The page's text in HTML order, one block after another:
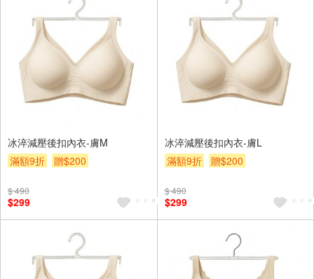
冰淬減壓後扣內衣-膚M
滿額9折
贈$200
$ 490
$299
冰淬減壓後扣內衣-膚L
滿額9折
贈$200
$ 490
$299